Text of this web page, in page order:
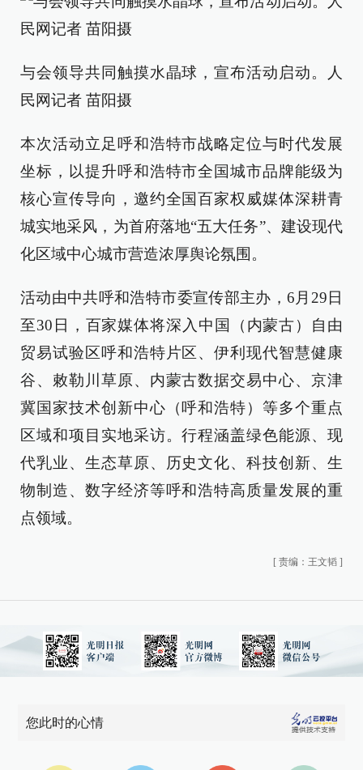
与会领导共同触摸水晶球，宣布活动启动。人
民网记者 苗阳摄
本次活动立足呼和浩特市战略定位与时代发展
坐标，以提升呼和浩特市全国城市品牌能级为
核心宣传导向，邀约全国百家权威媒体深耕青
城实地采风，为首府落地“五大任务”、建设现代
化区域中心城市营造浓厚舆论氛围。
活动由中共呼和浩特市委宣传部主办，6月29日
至30日，百家媒体将深入中国（内蒙古）自由
贸易试验区呼和浩特片区、伊利现代智慧健康
谷、敕勒川草原、内蒙古数据交易中心、京津
冀国家技术创新中心（呼和浩特）等多个重点
区域和项目实地采访。行程涵盖绿色能源、现
代乳业、生态草原、历史文化、科技创新、生
物制造、数字经济等呼和浩特高质量发展的重
点领域。
[ 责编：王文韬 ]
您此时的心情